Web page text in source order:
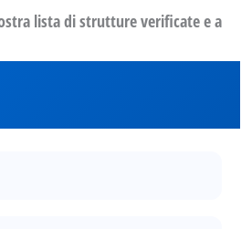
lista di strutture verificate e a